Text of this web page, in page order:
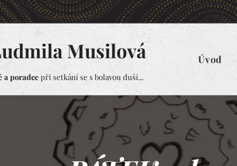
Musilová
a poradce při setkání se s bolavou duší...
Úvod